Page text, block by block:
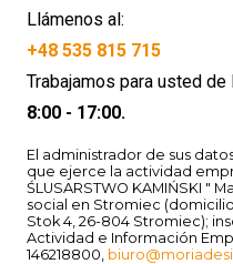
Llámenos al:
+48 535 815 715
Trabajamos para usted
8:00 - 17:00.
El administrador de sus
que ejerce la actividad
ŚLUSARSTWO KAMIŃSKI "
social en Stromiec
Stok 4, 26-804 Stromiec);
Actividad e Información
146218800,